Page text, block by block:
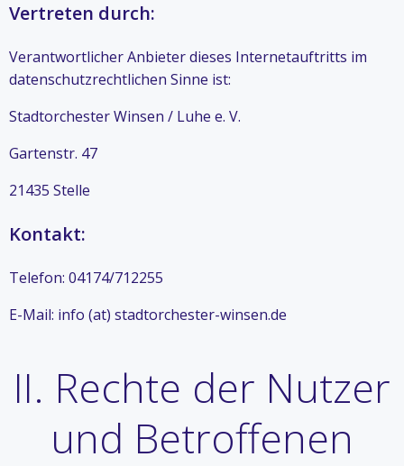
Vertreten durch:
Verantwortlicher Anbieter dieses Internetauftritts im
datenschutzrechtlichen Sinne ist:
Stadtorchester Winsen / Luhe e. V.
Gartenstr. 47
21435 Stelle
Kontakt:
Telefon: 04174/712255
E-Mail: info (at) stadtorchester-winsen.de
II. Rechte der Nutzer
und Betroffenen